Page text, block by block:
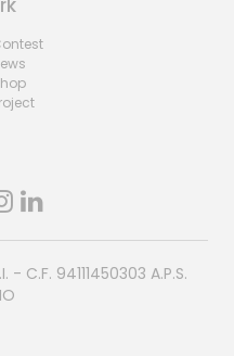
- C.F. 94111450303 A.P.S.